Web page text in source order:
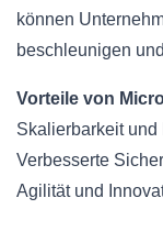
können
beschleunigen
Vorteile von
Skalierbarkeit
Verbesserte
Agilität und